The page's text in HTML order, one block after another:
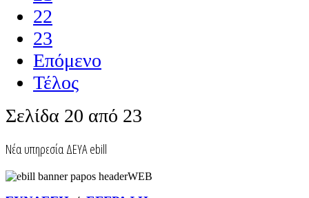
22
23
Επόμενο
Τέλος
Σελίδα 20 από 23
Nέα υπηρεσία ΔΕΥΑ ebill